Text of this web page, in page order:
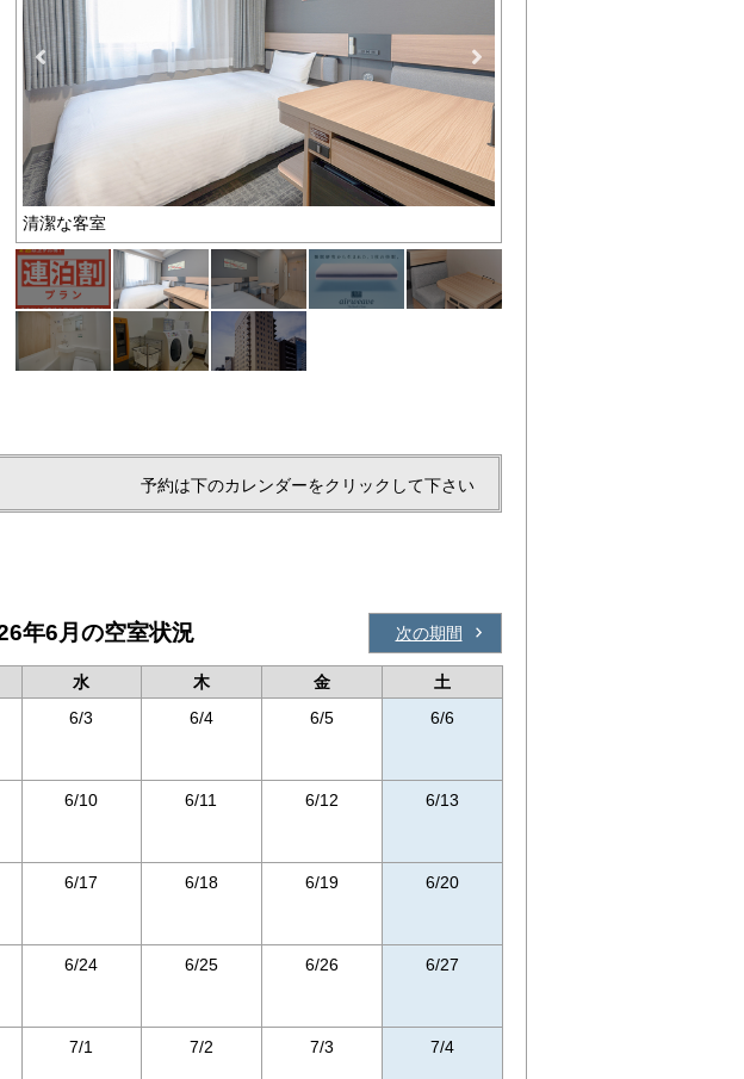
清潔な客室
予約は下のカレンダーをクリックして下さい
年6月の空室状況 次の期間
水 木 金
土
6/3 6/4 6/5 6/6
6/10 6/11 6/12 6/13
6/17 6/18 6/19 6/20
6/24 6/25 6/26 6/27
7/1 7/2 7/3 7/4